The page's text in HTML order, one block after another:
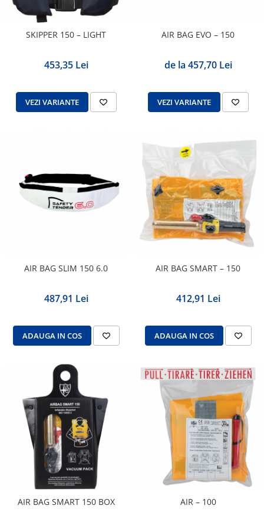
SKIPPER 150 – LIGHT
453,35 Lei
VEZI VARIANTE
AIR BAG EVO – 150
de la 457,70 Lei
VEZI VARIANTE
AIR BAG SLIM 150 6.0
487,91 Lei
ADAUGA IN COS
AIR BAG SMART – 150
412,91 Lei
ADAUGA IN COS
AIR BAG SMART 150 BOX AIR – 100